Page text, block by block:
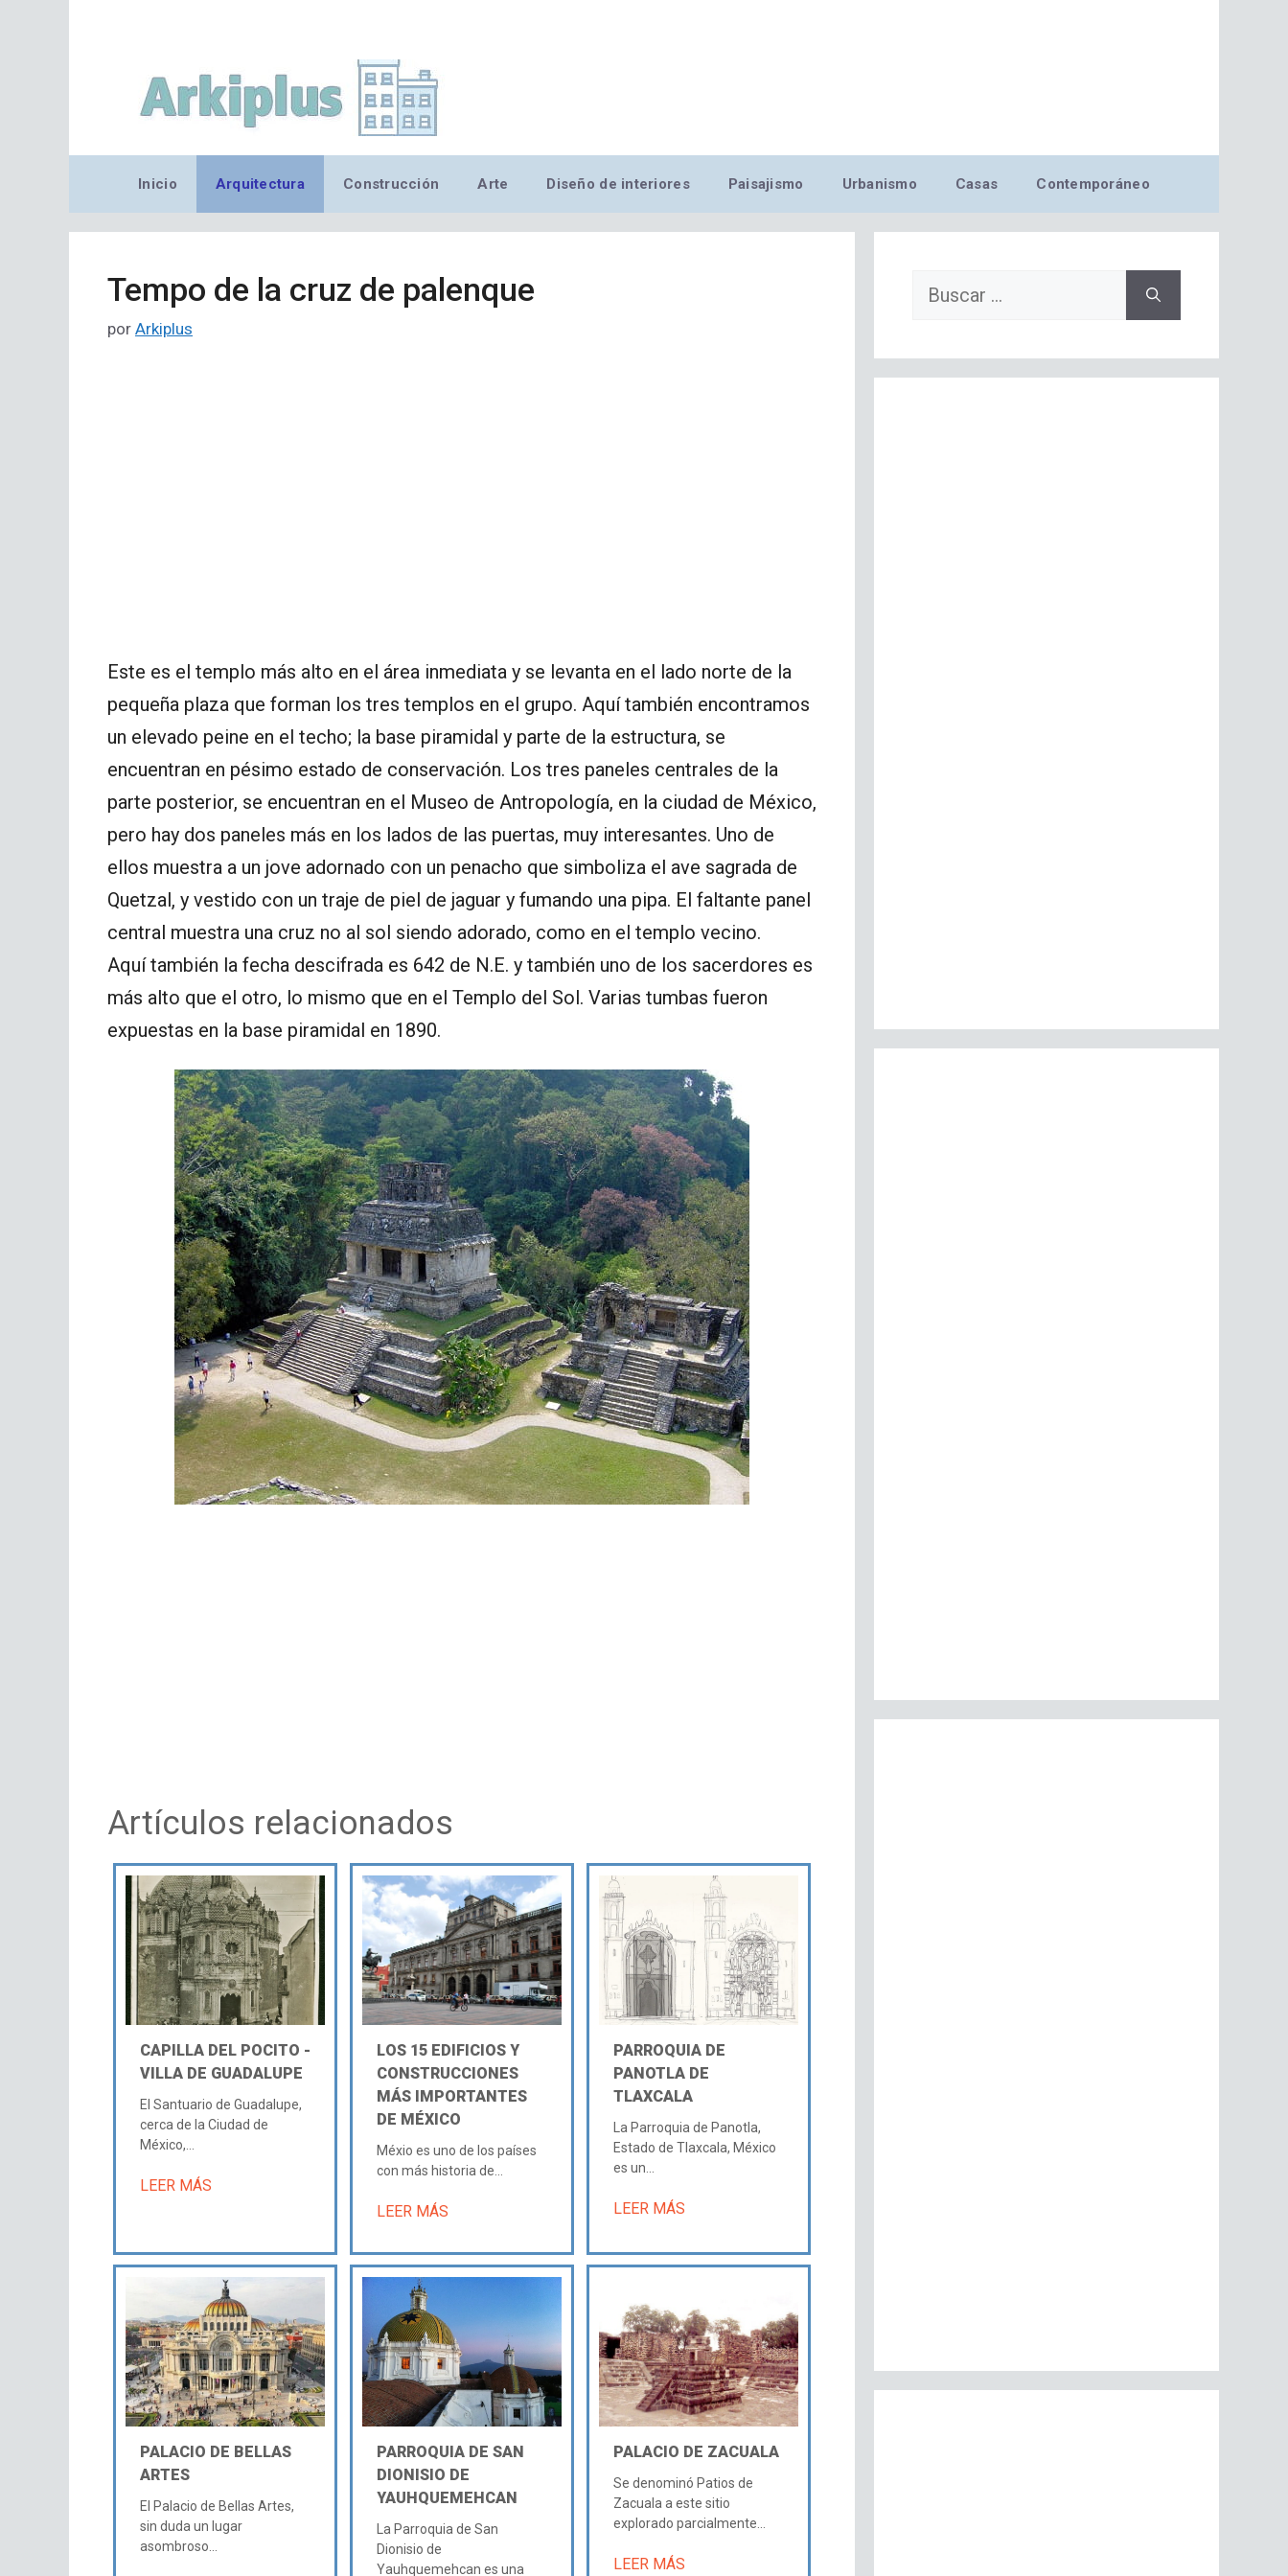
Inicio Arquitectura Construcción Arte Diseño de interiores Paisajismo Urbanismo Casas Contemporáneo
Tempo de la cruz de palenque
por Arkiplus
Este es el templo más alto en el área inmediata y se levanta en el lado norte de la
pequeña plaza que forman los tres templos en el grupo. Aquí también encontramos
un elevado peine en el techo; la base piramidal y parte de la estructura, se
encuentran en pésimo estado de conservación. Los tres paneles centrales de la
parte posterior, se encuentran en el Museo de Antropología, en la ciudad de México,
pero hay dos paneles más en los lados de las puertas, muy interesantes. Uno de
ellos muestra a un jove adornado con un penacho que simboliza el ave sagrada de
Quetzal, y vestido con un traje de piel de jaguar y fumando una pipa. El faltante panel
central muestra una cruz no al sol siendo adorado, como en el templo vecino.
Aquí también la fecha descifrada es 642 de N.E. y también uno de los sacerdores es
más alto que el otro, lo mismo que en el Templo del Sol. Varias tumbas fueron
expuestas en la base piramidal en 1890.
Artículos relacionados
CAPILLA DEL POCITO -
VILLA DE GUADALUPE
El Santuario de Guadalupe,
cerca de la Ciudad de
México,...
LEER MÁS
LOS 15 EDIFICIOS Y
CONSTRUCCIONES
MÁS IMPORTANTES
DE MÉXICO
Méxio es uno de los países
con más historia de...
LEER MÁS
PARROQUIA DE
PANOTLA DE
TLAXCALA
La Parroquia de Panotla,
Estado de Tlaxcala, México
es un...
LEER MÁS
PALACIO DE BELLAS
ARTES
El Palacio de Bellas Artes,
sin duda un lugar
asombroso...
PARROQUIA DE SAN
DIONISIO DE
YAUHQUEMEHCAN
La Parroquia de San
Dionisio de
Yauhquemehcan es una
PALACIO DE ZACUALA
Se denominó Patios de
Zacuala a este sitio
explorado parcialmente...
LEER MÁS
Buscar: